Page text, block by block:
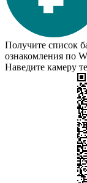
Получите список
ознакомления по
Наведите камеру